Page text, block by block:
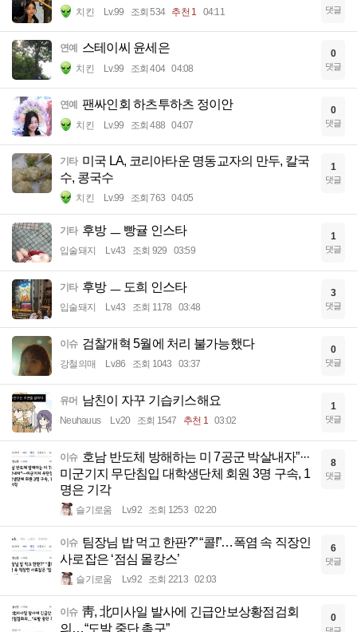
치킨 Lv.99 조회 534 추천 1 04:11 댓글
연예 스테이씨 윤세은
치킨 Lv.99 조회 404 04:08
0
댓글
연예 팬싸인회 하츠투하츠 정이안
치킨 Lv.99 조회 488 04:07
0
댓글
기타 미국 LA, 코리아타운 명동교자의 만두, 칼국
수, 콩국수
치킨 Lv.99 조회 763 04:05
1
댓글
기타 후방 ㅡ 빵귤 인스타
입술돼지 Lv.43 조회 929 03:59
1
댓글
기타 후방 ㅡ 도희 인스타
입술돼지 Lv.43 조회 1178 03:48
3
댓글
이슈 검찰개혁 5월에 처리 불가능했다
강철의매 Lv.86 조회 1043 03:37
0
댓글
유머 남친이 자꾸 기습키스해요
Neuhauus Lv.20 조회 1547 추천 1 03:02
1
댓글
이슈 호남 반도체 방해하는 미 7공군 박살내자”···
미군기지 무단침입 대학생단체 회원 3명 구속, 1
명은 기각
슬기로움 Lv.92 조회 1253 02:20
8
댓글
이슈 팀장님 밥 먹고 한판?” “콜!”…폭염 속 직장인
사로잡은 ‘점심 몰캉스’
슬기로움 Lv.92 조회 2213 02:03
6
댓글
이슈 靑, 北미사일 발사에 긴급안보상황점검회
의…“도발 중단 촉구”
0